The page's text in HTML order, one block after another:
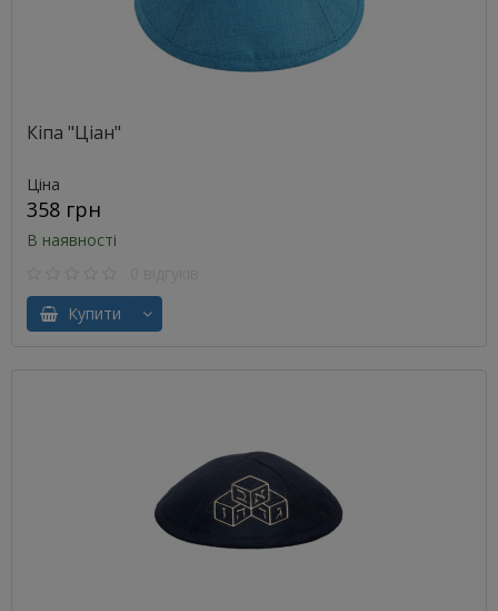
Кіпа "Ціан"
Ціна
358 грн
В наявності
Купити